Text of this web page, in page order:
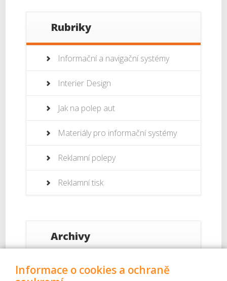
Rubriky
Informační a navigační systémy
Interier Design
Jak na polep aut
Materiály pro informační systémy
Reklamní polepy
Reklamní tisk
Archivy
Září 2017
Informace o cookies a ochraně